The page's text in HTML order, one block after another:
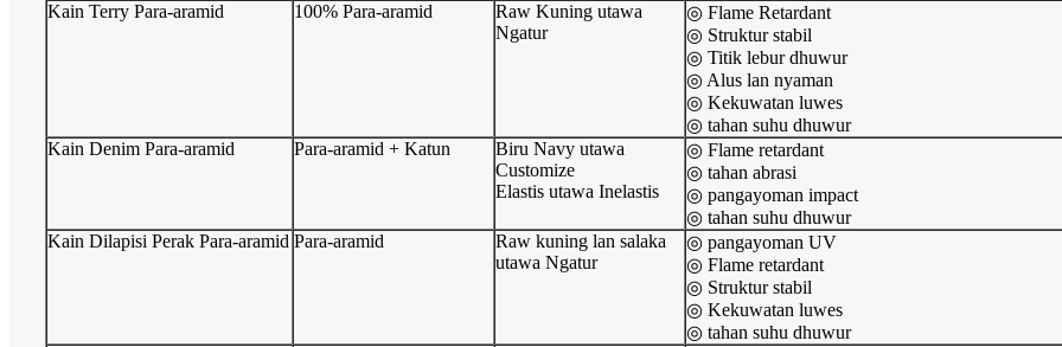
Kain Terry Para-aramid
100% Para-aramid
Raw Kuning utawa
Ngatur
◎ Flame Retardant
◎ Struktur stabil
◎ Titik lebur dhuwur
◎ Alus lan nyaman
◎ Kekuwatan luwes
◎ tahan suhu dhuwur
Kain Denim Para-aramid
Para-aramid + Katun
Biru Navy utawa
Customize
Elastis utawa Inelastis
◎ Flame retardant
◎ tahan abrasi
◎ pangayoman impact
◎ tahan suhu dhuwur
Kain Dilapisi Perak Para-aramid Para-aramid
Raw kuning lan salaka
utawa Ngatur
◎ pangayoman UV
◎ Flame retardant
◎ Struktur stabil
◎ Kekuwatan luwes
◎ tahan suhu dhuwur